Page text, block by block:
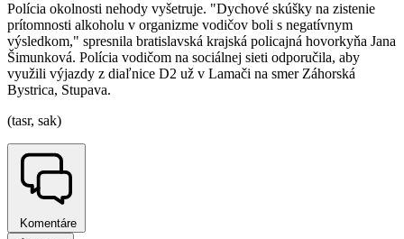
Polícia okolnosti nehody vyšetruje. "Dychové skúšky na zistenie
prítomnosti alkoholu v organizme vodičov boli s negatívnym
výsledkom," spresnila bratislavská krajská policajná hovorkyňa Jana
Šimunková. Polícia vodičom na sociálnej sieti odporučila, aby
využili výjazdy z diaľnice D2 už v Lamači na smer Záhorská
Bystrica, Stupava.
(tasr, sak)
Komentáre